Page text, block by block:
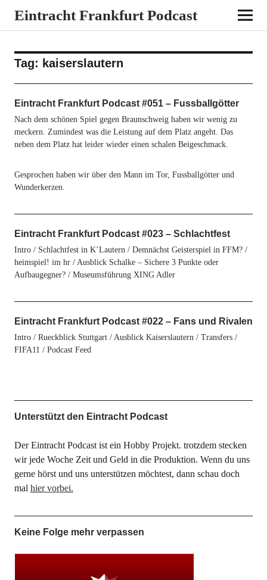
Eintracht Frankfurt Podcast
Tag: kaiserslautern
Eintracht Frankfurt Podcast #051 – Fussballgötter
Nach dem schönen Spiel gegen Braunschweig haben wir wenig zu
meckern. Zumindest was die Leistung auf dem Platz angeht. Das
neben dem Platz hat leider wieder einen schalen Beigeschmack.
Gesprochen haben wir über den Mann im Tor, Fussballgötter und
Wunderkerzen.
Eintracht Frankfurt Podcast #023 – Schlachtfest
Intro / Schlachtfest in K’Lautern / Demnächst Geisterspiel in FFM? /
heimspiel! im hr / Ausblick Schalke – Sichere 3 Punkte oder
Aufbaugegner? / Museumsführung XING Adler
Eintracht Frankfurt Podcast #022 – Fans und Rivalen
Intro / Rueckblick Stuttgart / Ausblick Kaiserslautern / Transfers /
FIFA11 / Podcast Feed
Unterstützt den Eintracht Podcast
Der Eintracht Podcast ist ein Hobby Projekt. trotzdem stecken
wir jede Woche Zeit und Geld in die Produktion. Wenn du uns
gerne hörst und uns unterstützen möchtest, dann schau doch
mal hier vorbei.
Keine Folge mehr verpassen